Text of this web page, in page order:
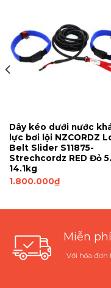
Dây kéo dưới nước
lực bơi lội NZCORDZ
Belt Slider S11875-
Strechcordz RED Đỏ
14.1kg
1.800.000₫
Miễn
Với hóa đơn